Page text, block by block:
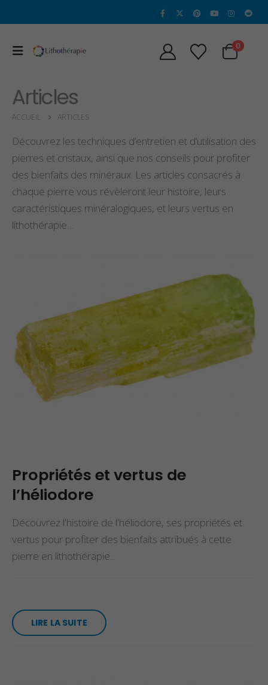
0
Articles
ACCUEIL ARTICLES
Découvrez les techniques d’entretien et d’utilisation des
pierres et cristaux, ainsi que nos conseils pour profiter
des bienfaits des minéraux. Les articles consacrés à
chaque pierre vous révèleront leur histoire, leurs
caractéristiques minéralogiques, et leurs vertus en
lithothérapie…
Propriétés et vertus de
l’héliodore
Découvrez l'histoire de l'héliodore, ses propriétés et
vertus pour profiter des bienfaits attribués à cette
pierre en lithothérapie...
LIRE LA SUITE
de la célestine
Propriétés et Vertus
de la Pierre Amétrine
Propriétés et
de la Pierre Épidote
Propriétés et
du Larimar